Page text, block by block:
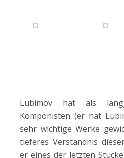
Lubimov hat als
Komponisten (er hat
sehr wichtige Werke
tieferes Verständnis
er eines der letzten